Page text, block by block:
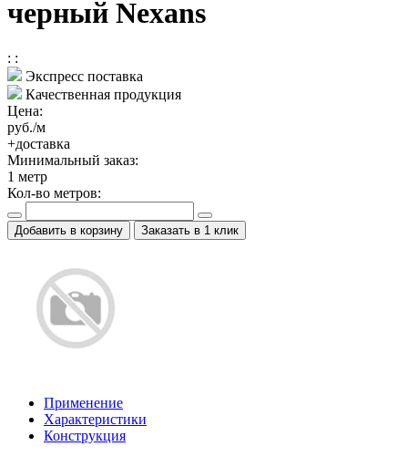
черный Nexans
: :
Экспресс поставка
Качественная продукция
Цена:
руб./м
+доставка
Минимальный заказ:
1 метр
Кол-во метров:
Добавить в корзину Заказать в 1 клик
Применение
Характеристики
Конструкция